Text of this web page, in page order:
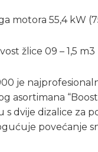
motora 55,4 kW
žlice 09 – 1,5 m3
je
asortimana
s dvije dizalice za
povećanje